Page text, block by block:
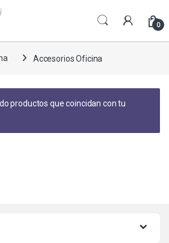
0
Accesorios Oficina
productos que coincidan con tu